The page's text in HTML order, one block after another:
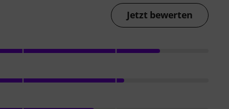
Jetzt bewerten